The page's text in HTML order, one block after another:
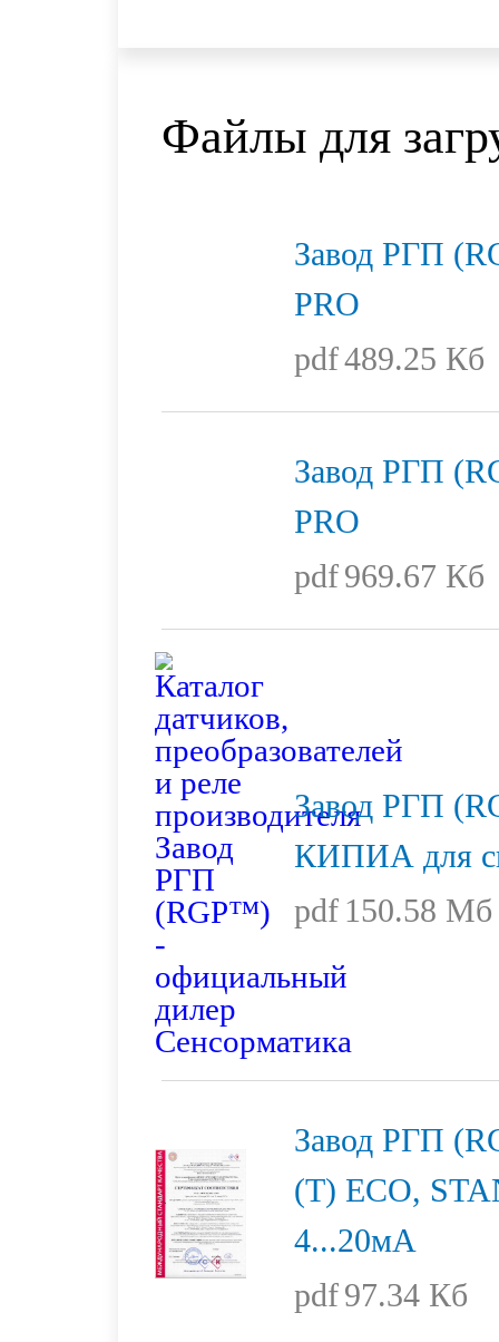
Файлы для
Завод РГП
PRO
pdf489.25 Кб
Завод РГП
PRO
pdf969.67 Кб
Завод РГП
КИПИА для
pdf 150.58 Мб
Завод РГП
(T) ECO,
4...20мА
pdf97.34 Кб